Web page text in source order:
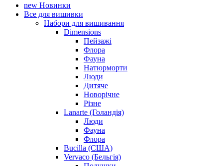
new Новинки
Все для вишивки
Набори для вишивання
Dimensions
Пейзажі
Флора
Фауна
Натюрморти
Люди
Дитяче
Новорічне
Різне
Lanarte (Голандія)
Люди
Фауна
Флора
Bucilla (США)
Vervaco (Бельгія)